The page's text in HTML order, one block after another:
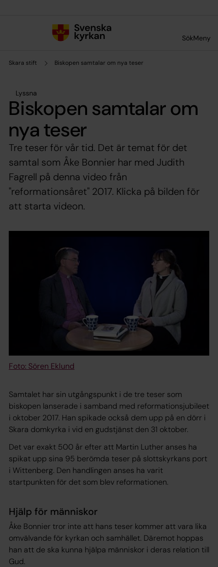
SökMeny
Skara stift Biskopen samtalar om nya teser
Lyssna
Biskopen samtalar om
nya teser
Tre teser för vår tid. Det är temat för det
samtal som Åke Bonnier har med Judith
Fagrell på denna video från
"reformationsåret" 2017. Klicka på bilden för
att starta videon.
Foto: Sören Eklund
Samtalet har sin utgångspunkt i de tre teser som
biskopen lanserade i samband med reformationsjubileet
i oktober 2017. Han spikade också dem upp på en dörr i
Skara domkyrka i vid en gudstjänst den 31 oktober.
Det var exakt 500 år efter att Martin Luther anses ha
spikat upp sina 95 berömda teser på slottskyrkans port
i Wittenberg. Den handlingen anses ha varit
startpunkten för det som blev reformationen.
Hjälp för människor
Åke Bonnier tror inte att hans teser kommer att vara lika
omvälvande för kyrkan och samhället. Däremot hoppas
han att de ska kunna hjälpa människor i deras relation till
Gud.